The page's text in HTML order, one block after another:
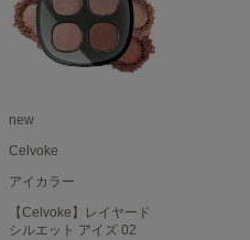
new
Celvoke
アイカラー
【Celvoke】レイヤード
シルエット アイズ 02